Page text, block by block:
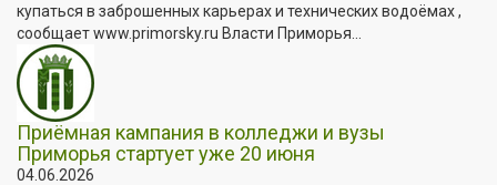
купаться в заброшенных карьерах и технических водоёмах ,
сообщает www.primorsky.ru Власти Приморья...
Приёмная кампания в колледжи и вузы
Приморья стартует уже 20 июня
04.06.2026